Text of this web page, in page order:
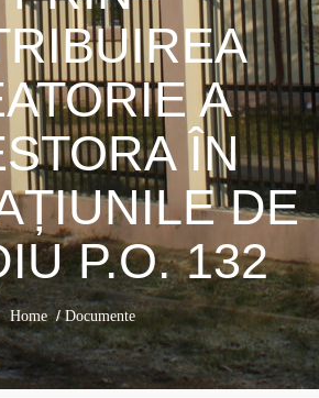
A
ÎN
DE
P.O. 132
Home/Documente